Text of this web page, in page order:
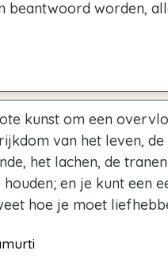
beantwoord worden,
kunst om een
van het leven,
het lachen, de
en je kunt een
hoe je moet